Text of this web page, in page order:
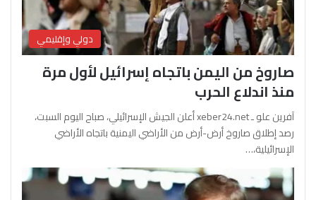
دولي وإقليمي
صاروخ من اليمن باتجاه إسرائيل لأول مرة
منذ اندلاع الحرب
آفرين علو ـ xeber24.net أعلن الجيش الإسرائيلي، صباح اليوم السبت،
رصد إطلاق صاروخ أرض-أرض من الأراضي اليمنية باتجاه الأراضي
الإسرائيلية،…